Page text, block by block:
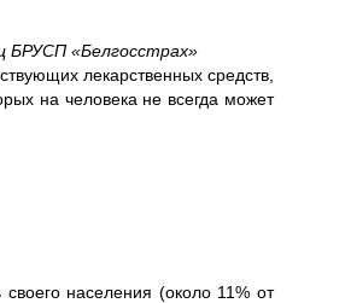
БРУСП «Белгосстрах»
лекарственных средств,
на человека не всегда может
населения (около 11% от